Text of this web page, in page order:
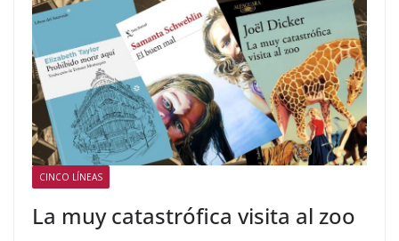
CINCO LÍNEAS
La muy catastrófica visita al zoo